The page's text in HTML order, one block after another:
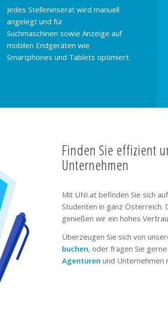
Jedes Stelleninserat wird manuell
angelegt und für
Suchmaschinen sowie Anzeige auf
mobilen Endgeräten wie
Smartphones und Tablets optimiert.
Finden Sie effizient
Unternehmen
Mit UNI.at befinden Sie sich
Studenten in ganz Österreich.
genießen wir ein hohes
Überzeugen Sie sich von
buchen, oder fragen Sie
Agenturen und Unternehmen